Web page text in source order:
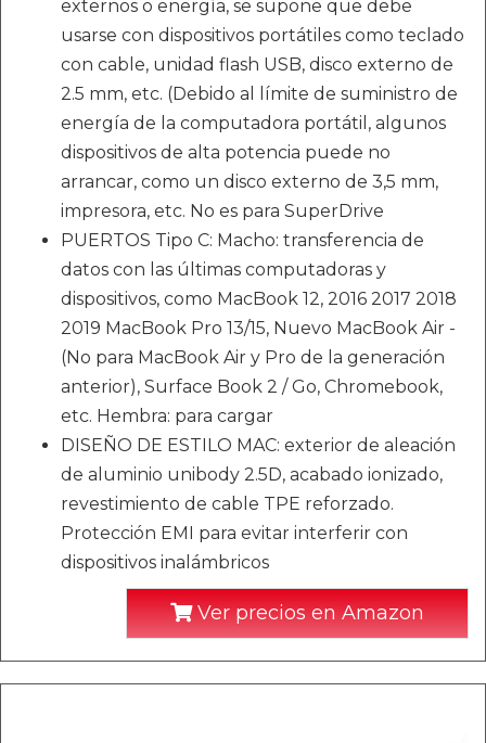
externos o energía, se supone que debe
usarse con dispositivos portátiles como teclado
con cable, unidad flash USB, disco externo de
2.5 mm, etc. (Debido al límite de suministro de
energía de la computadora portátil, algunos
dispositivos de alta potencia puede no
arrancar, como un disco externo de 3,5 mm,
impresora, etc. No es para SuperDrive
PUERTOS Tipo C: Macho: transferencia de
datos con las últimas computadoras y
dispositivos, como MacBook 12, 2016 2017 2018
2019 MacBook Pro 13/15, Nuevo MacBook Air -
(No para MacBook Air y Pro de la generación
anterior), Surface Book 2 / Go, Chromebook,
etc. Hembra: para cargar
DISEÑO DE ESTILO MAC: exterior de aleación
de aluminio unibody 2.5D, acabado ionizado,
revestimiento de cable TPE reforzado.
Protección EMI para evitar interferir con
dispositivos inalámbricos
Ver precios en Amazon